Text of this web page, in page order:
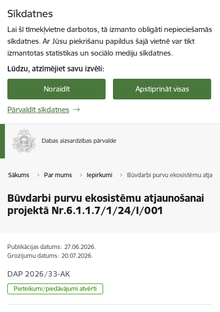
Sīkdatnes
Lai šī tīmekļvietne darbotos, tā izmanto obligāti nepieciešamās
sīkdatnes. Ar Jūsu piekrišanu papildus šajā vietnē var tikt
izmantotas statistikas un sociālo mediju sīkdatnes.
Lūdzu, atzīmējiet savu izvēli:
Noraidīt Apstiprināt visas
Pārvaldīt sīkdatnes
Sākums Par mums Iepirkumi Būvdarbi purvu ekosistēmu
Būvdarbi purvu ekosistēmu atjaunošanai
projektā Nr.6.1.1.7/1/24/I/001
Publikācijas datums: 27.06.2026.
Grozījumu datums: 20.07.2026.
DAP 2026/33-AK
Pieteikumi/piedāvājumi atvērti